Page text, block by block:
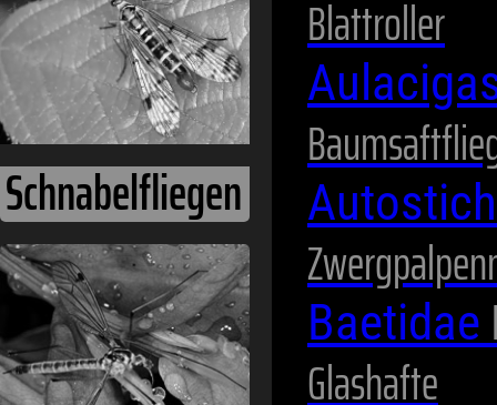
Schnaken
Blattroller
Baetidae
Glashafte